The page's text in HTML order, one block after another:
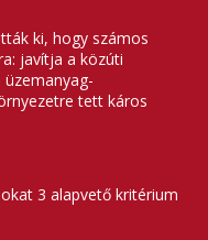
ki, hogy számos
javítja a közúti
tett káros
3 alapvető kritérium